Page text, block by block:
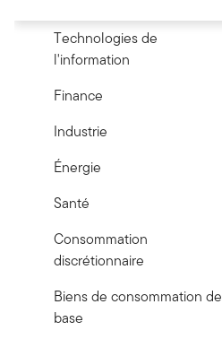
Technologies de
l'information
Finance
Industrie
Énergie
Santé
Consommation
discrétionnaire
Biens de consommation de
base